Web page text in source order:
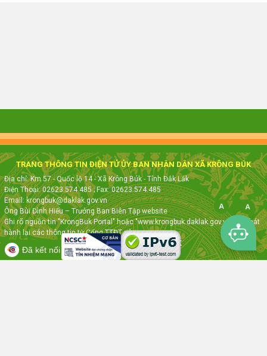
TRANG THÔNG TIN ĐIỆN TỬ ỦY BAN NHÂN DÂN XÃ KRÔNG BÚK
Địa chỉ: Km 57 - Quốc lộ 14 - Xã Krông Búk - Tỉnh Đắk Lắk
Điện Thoại: 02623.574.485; Fax:02623.574.485
Email: krongbuk@daklak.gov.vn
Ông Bùi Đình Hiếu – Trưởng Ban Biên Tập website
Ghi rõ nguồn tin "KrongBuk Portal" hoặc "www.krongbuk.daklak.gov.vn" khi phát
hành lại các thông tin từ Cổng TTĐT này
Thực hiện bởiVNPT ĐẮK LẮK
Đã kết nối EMC